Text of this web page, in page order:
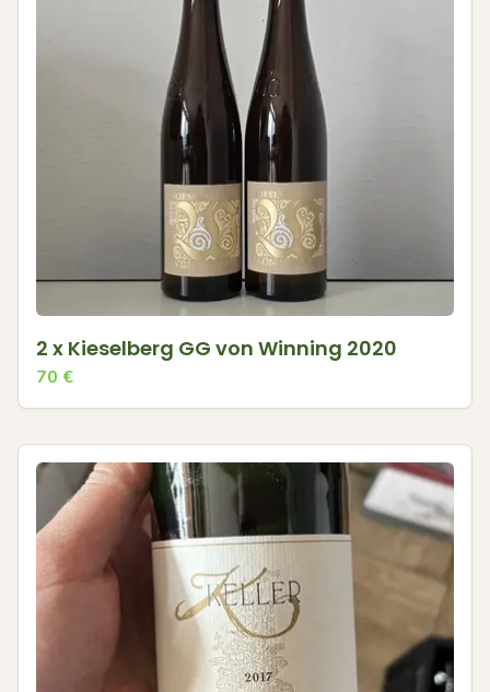
2 x Kieselberg GG von Winning 2020
70 €